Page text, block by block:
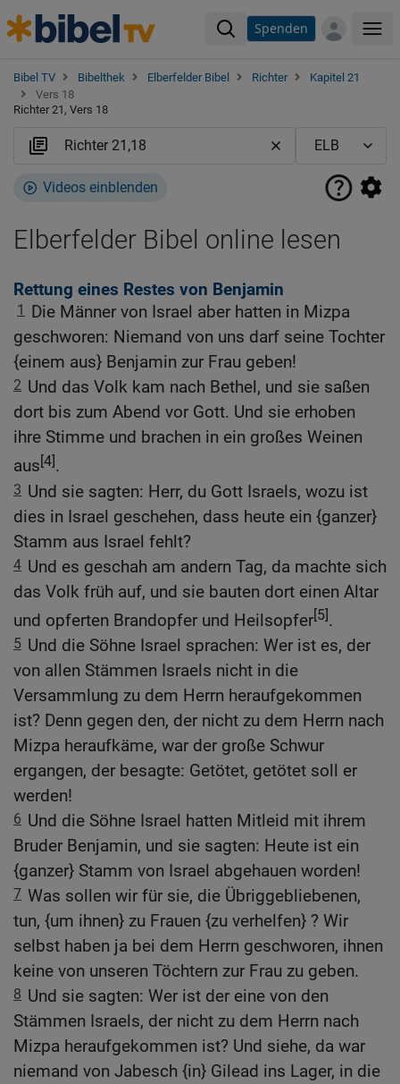
Spenden
Bibel TV Bibelthek Elberfelder Bibel Richter
Kapitel 21
Vers 18
Richter 21, Vers 18
Videos einblenden
Elberfelder Bibel online lesen
Rettung eines Restes von Benjamin
1
Die Männer von Israel aber hatten in Mizpa
geschworen: Niemand von uns darf seine Tochter
{einem aus} Benjamin zur Frau geben!
2 Und das Volk kam nach Bethel, und sie saßen
dort bis zum Abend vor Gott. Und sie erhoben
ihre Stimme und brachen in ein großes Weinen
aus[4].
3 Und sie sagten: Herr, du Gott Israels, wozu ist
dies in Israel geschehen, dass heute ein {ganzer}
Stamm aus Israel fehlt?
4 Und es geschah am andern Tag, da machte sich
das Volk früh auf, und sie bauten dort einen Altar
und opferten Brandopfer und Heilsopfer[5].
5 Und die Söhne Israel sprachen: Wer ist es, der
von allen Stämmen Israels nicht in die
Versammlung zu dem Herrn heraufgekommen
ist? Denn gegen den, der nicht zu dem Herrn nach
Mizpa heraufkäme, war der große Schwur
ergangen, der besagte: Getötet, getötet soll er
werden!
6 Und die Söhne Israel hatten Mitleid mit ihrem
Bruder Benjamin, und sie sagten: Heute ist ein
{ganzer} Stamm von Israel abgehauen worden!
7 Was sollen wir für sie, die Übriggebliebenen,
tun, {um ihnen} zu Frauen {zu verhelfen} ? Wir
selbst haben ja bei dem Herrn geschworen, ihnen
keine von unseren Töchtern zur Frau zu geben.
8 Und sie sagten: Wer ist der eine von den
Stämmen Israels, der nicht zu dem Herrn nach
Mizpa heraufgekommen ist? Und siehe, da war
niemand von Jabesch {in} Gilead ins Lager, in die